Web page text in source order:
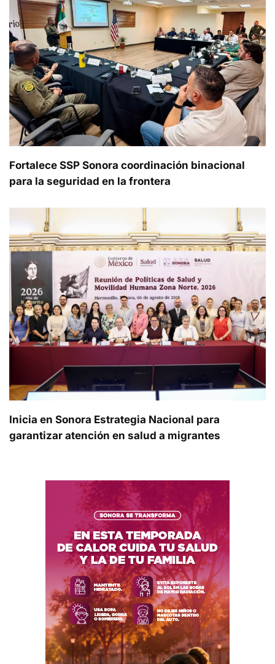
Fortalece SSP Sonora coordinación binacional
para la seguridad en la frontera
Inicia en Sonora Estrategia Nacional para
garantizar atención en salud a migrantes